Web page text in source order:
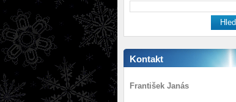
Kontakt
František Janás